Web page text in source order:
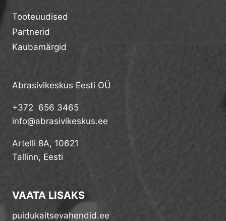
Tooteuudised
Partnerid
Kaubamärgid
Abrasivikeskus Eesti OÜ
+372 656 3465
info@abrasivikeskus.ee
Artelli 8A, 10621
Tallinn, Eesti
VAATA LISAKS
puidukaitsevahendid.ee